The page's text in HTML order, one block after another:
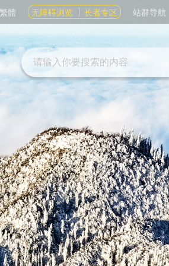
繁體 无障碍浏览 长者专区 站群导航